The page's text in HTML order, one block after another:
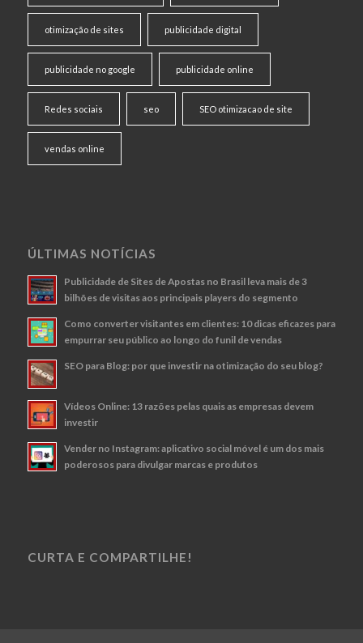
otimização de sites publicidade digital
publicidade no google publicidade online
Redes sociais seo SEO otimizacao de site
vendas online
ÚLTIMAS NOTÍCIAS
Publicidade de Sites de Apostas no Brasil leva mais de 3
bilhões de visitas aos principais players do segmento
Como converter visitantes em clientes: 10 dicas eficazes para
empurrar seu público ao longo do funil de vendas
SEO para Blog: por que investir na otimização do seu blog?
Vídeos Online: 13 razões pelas quais as empresas devem
investir
Vender no Instagram: aplicativo social móvel é um dos mais
poderosos para divulgar marcas e produtos
CURTA E COMPARTILHE!